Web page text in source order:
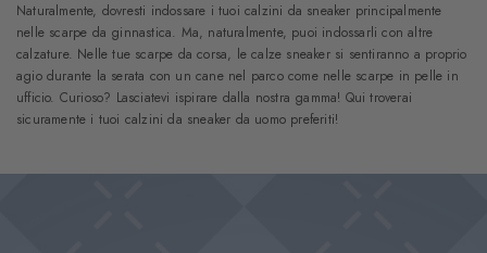
Naturalmente, dovresti indossare i tuoi calzini da sneaker principalmente
nelle scarpe da ginnastica. Ma, naturalmente, puoi indossarli con altre
calzature. Nelle tue scarpe da corsa, le calze sneaker si sentiranno a proprio
agio durante la serata con un cane nel parco come nelle scarpe in pelle in
ufficio. Curioso? Lasciatevi ispirare dalla nostra gamma! Qui troverai
sicuramente i tuoi calzini da sneaker da uomo preferiti!